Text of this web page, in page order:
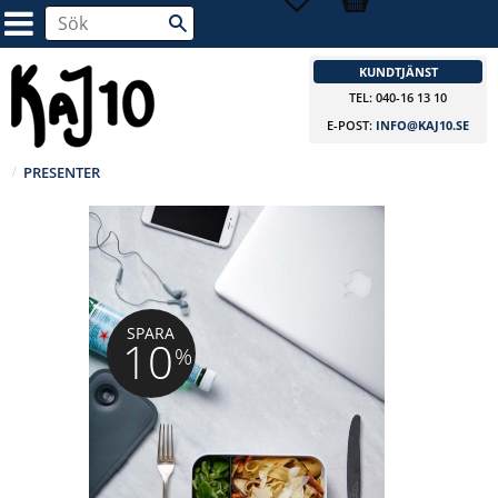
KUNDTJÄNST
TEL: 040-16 13 10
E-POST: INFO@KAJ10.SE
PRESENTER
SPARA
10%